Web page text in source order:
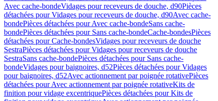
Avec cache-bondeVidages pour receveurs de douche, d90Pièces
détachées pour Vidages pour receveurs de douche, d90Avec cache-
bondePièces détachées pour Avec cache-bondeSans cache-
bondePièces détachées pour Sans cache-bondeCache-bondesPièces
détachées pour Cache-bondesVidages pour receveurs de douche
SestraPièces détachées pour Vidages pour receveurs de douche
SestraSans cache-bondePièces détachées pour Sans cache-
bondeVidages pour baignoires, d52Pièces détachées pour Vidages
pour baignoires, d52Avec actionnement par poignée rotativePièces
détachées pour Avec actionnement par poignée rotativeKits de
finition pour vidage excentriquePièces détachées pour Kits de